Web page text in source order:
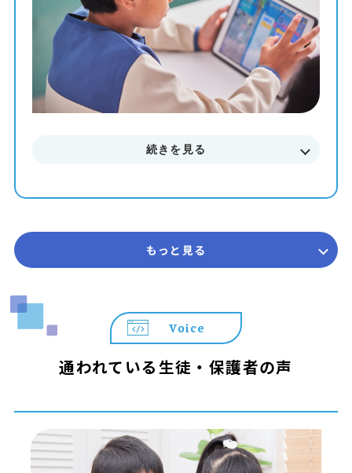
料金やカリキュラムなどに関してもご説明致します。
続きを見る
もっと見る
Voice
通われている生徒・保護者の声